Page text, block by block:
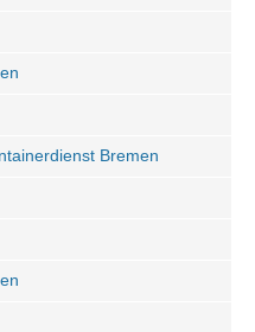
Bremen